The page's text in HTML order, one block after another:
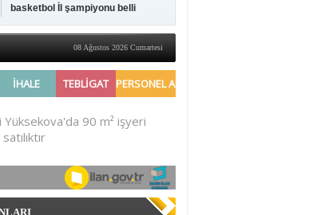
basketbol İl şampiyonu belli
oldu
Toplantısı yapıldı
08 Ağustos 2026 Cumartesi